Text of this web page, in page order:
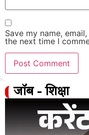
Save my name,
the next time I
जॉब - शिक्षा